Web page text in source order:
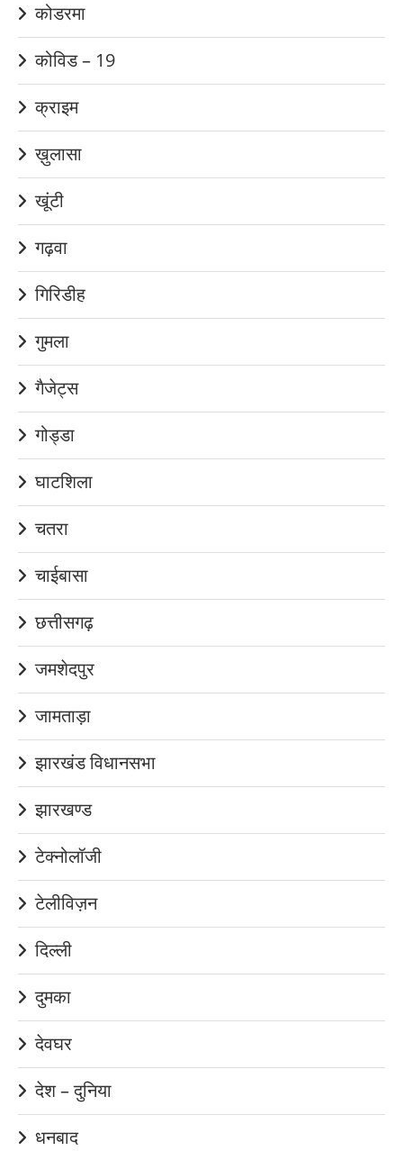
कोडरमा
कोविड – 19
क्राइम
ख़ुलासा
खूंटी
गढ़वा
गिरिडीह
गुमला
गैजेट्स
गोड्डा
घाटशिला
चतरा
चाईबासा
छत्तीसगढ़
जमशेदपुर
जामताड़ा
झारखंड विधानसभा
झारखण्ड
टेक्नोलॉजी
टेलीविज़न
दिल्ली
दुमका
देवघर
देश – दुनिया
धनबाद